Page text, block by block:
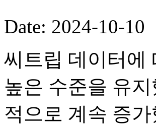
Date: 2024-10-10
씨트립 데이터에
높은 수준을 유
적으로 계속 증